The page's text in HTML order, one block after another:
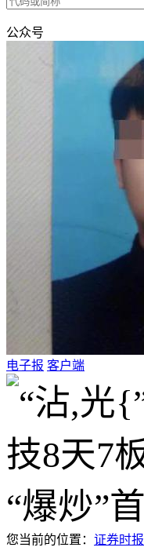
公众号
电子报 客户端
您当前的位置： 证券时报